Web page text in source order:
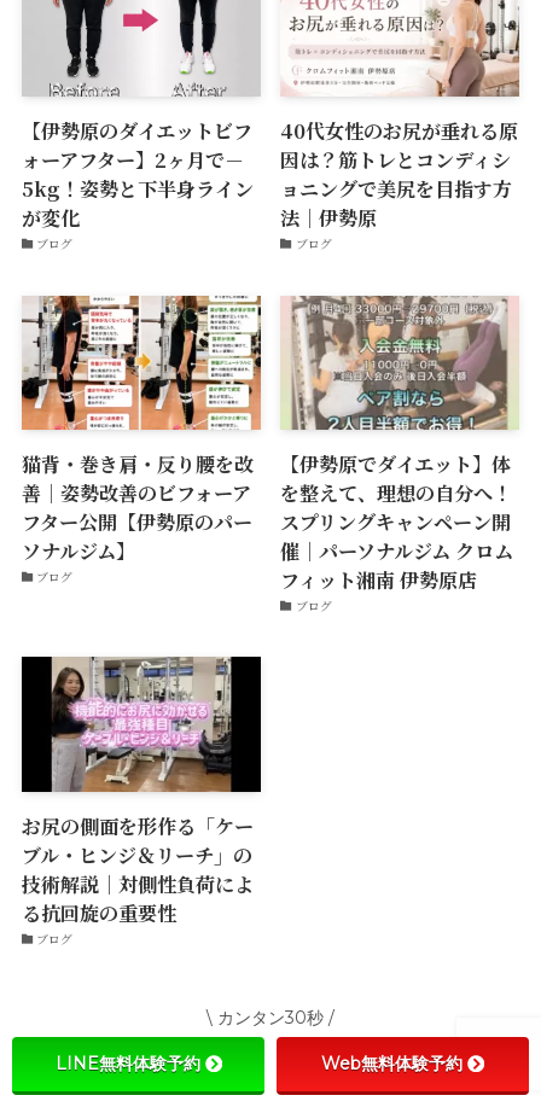
【伊勢原のダイエットビフ
ォーアフター】2ヶ月で－
5kg！姿勢と下半身ライン
が変化
ブログ
40代女性のお尻が垂れる原
因は？筋トレとコンディシ
ョニングで美尻を目指す方
法｜伊勢原
ブログ
猫背・巻き肩・反り腰を改
善｜姿勢改善のビフォーア
フター公開【伊勢原のパー
ソナルジム】
ブログ
【伊勢原でダイエット】体
を整えて、理想の自分へ！
スプリングキャンペーン開
催｜パーソナルジム クロム
フィット湘南 伊勢原店
ブログ
お尻の側面を形作る「ケー
ブル・ヒンジ＆リーチ」の
技術解説｜対側性負荷によ
る抗回旋の重要性
ブログ
\ カンタン30秒 /
LINE無料体験予約 Web無料体験予約